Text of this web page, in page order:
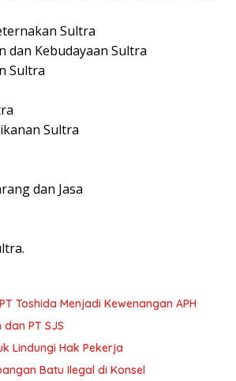
Sultra
dan Kebudayaan Sultra
Sultra
Sultra
dan Jasa
Toshida Menjadi Kewenangan APH
PT SJS
Lindungi Hak Pekerja
Batu Ilegal di Konsel